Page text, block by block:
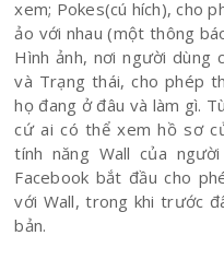
xem; Pokes(cú hích), cho
ảo với nhau (một thông
Hình ảnh, nơi người dùng
và Trạng thái, cho phép
họ đang ở đâu và làm gì.
cứ ai có thể xem hồ sơ
tính năng Wall của
Facebook bắt đầu cho
với Wall, trong khi trước
bản.